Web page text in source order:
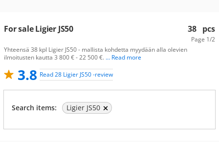
38 pcs
Page 1/2
For sale Ligier JS50
Yhteensä 38 kpl Ligier JS50 - mallista kohdetta myydään alla olevien
ilmoitusten kautta 3 800 € - 22 500 €. ... Read more
3.8 Read 28 Ligier JS50 -review
Search items: Ligier JS50